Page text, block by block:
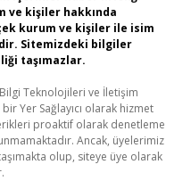
ve kişiler hakkında
kurum ve kişiler ile isim
Sitemizdeki bilgiler
taşımazlar.
Bilgi Teknolojileri ve İletişim
Yer Sağlayıcı olarak hizmet
proaktif olarak denetleme
Ancak, üyelerimiz
olup, siteye üye olarak